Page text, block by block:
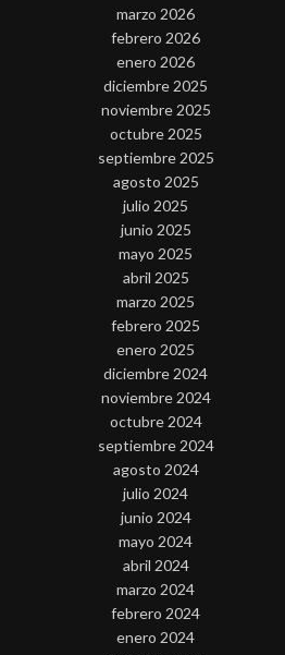
marzo 2026
febrero 2026
enero 2026
diciembre 2025
noviembre 2025
octubre 2025
septiembre 2025
agosto 2025
julio 2025
junio 2025
mayo 2025
abril 2025
marzo 2025
febrero 2025
enero 2025
diciembre 2024
noviembre 2024
octubre 2024
septiembre 2024
agosto 2024
julio 2024
junio 2024
mayo 2024
abril 2024
marzo 2024
febrero 2024
enero 2024